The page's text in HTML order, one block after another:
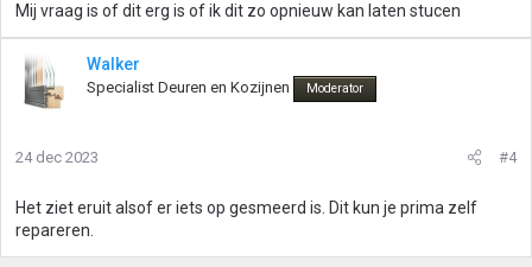
Mij vraag is of dit erg is of ik dit zo opnieuw kan laten stucen
Walker
Specialist Deuren en Kozijnen Moderator
24 dec 2023 #4
Het ziet eruit alsof er iets op gesmeerd is. Dit kun je prima zelf
repareren.